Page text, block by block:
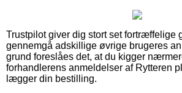
Trustpilot giver dig stort set fortræffelige
gennemgå adskillige øvrige brugeres
grund foreslåes det, at du kigger
forhandlerens anmeldelser af Rytteren
lægger din bestilling.